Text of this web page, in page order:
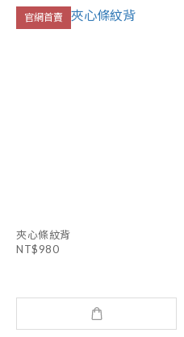
官網首賣
夾心條紋背
NT$980